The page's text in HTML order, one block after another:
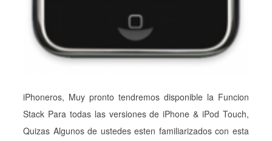
iPhoneros, Muy pronto tendremos disponible la Funcion
Stack Para todas las versiones de iPhone & iPod Touch,
Quizas Algunos de ustedes esten familiarizados con esta